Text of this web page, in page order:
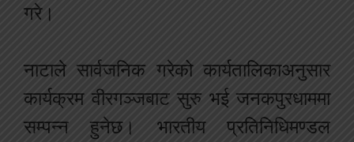
गरे।
नाटाले सार्वजनिक गरेको कार्यतालिकाअनुसार
कार्यक्रम वीरगञ्जबाट सुरु भई जनकपुरधाममा
सम्पन्न हुनेछ। भारतीय प्रतिनिधिमण्डल